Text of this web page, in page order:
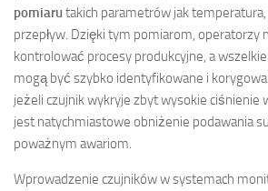
pomiarutakich parametrów jak
przepływ. Dzięki tym pomiarom, operatorzy
kontrolować procesy produkcyjne, a
mogą być szybko identyfikowane i
jeżeli czujnik wykryje zbyt wysokie ciśnienie
jest natychmiastowe obniżenie podawania
poważnym awariom.
Wprowadzenie czujników w systemach